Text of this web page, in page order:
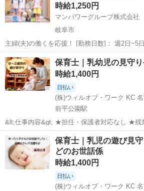
ク ・ごはん...
時給1,250円
マンパワーグループ株式会社
岐阜市
主婦(夫)の働くを応援！ [勤務日数]： 週2日~5日
08:00~11:00/09:00~12:00/09:00~15:00/
地・最寄駅]： 岐阜県岐阜市 【派遣...
岐阜 岐阜市 保育士
保育士｜乳幼児の見守
時給1,400円
日払い
(株)ウィルオブ・ワーク KC
前平公園駅
&lt;仕事内容&gt; ★担任・保護者対応なし ★残
導案などの書類なし 担当クラス： 乳児またはクラスフリー お仕事内
容： ・遊びの見守り、サポート ・お散歩の付
ク ・ごはん...
岐阜 美濃加茂市 前平公園駅 保育士
保育士｜乳児の遊び見
どのお世話係
時給1,400円
日払い
(株)ウィルオブ・ワーク KC